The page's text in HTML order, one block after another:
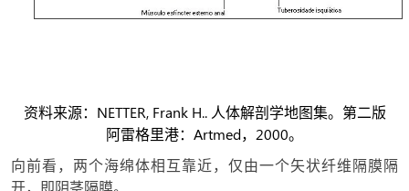
资料来源：NETTER, Frank H.. 人体解剖学地图集。第二版
阿雷格里港：Artmed，2000。
向前看，两个海绵体相互靠近，仅由一个矢状纤维隔膜隔